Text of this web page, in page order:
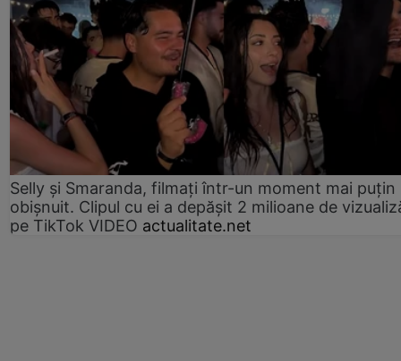
Selly și Smaranda, filmați într-un moment mai puțin
obișnuit. Clipul cu ei a depășit 2 milioane de
pe TikTok VIDEO actualitate.net